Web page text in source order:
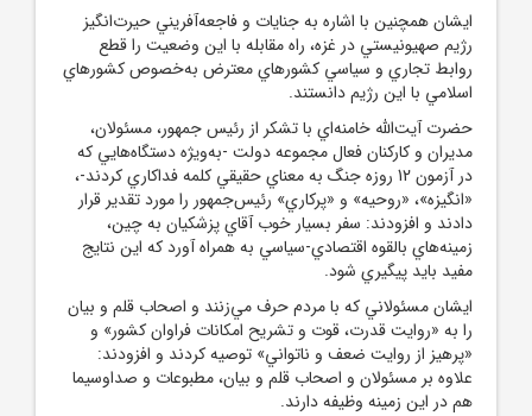
ايشان همچنين با اشاره به جنايات و فاجعه‌آفريني حيرت‌انگيز
رژيم صهيونيستي در غزه، راه مقابله با اين وضعيت را قطع
روابط تجاري و سياسي کشورهاي معترض به‌خصوص کشورهاي
اسلامي با اين رژيم دانستند.
حضرت آيت‌الله خامنه‌اي با تشکر از رئيس جمهور، مسئولان،
مديران و کارکنان فعال مجموعه دولت -به‌ويژه دستگاه‌هايي که
در آزمون 12 روزه جنگ به معناي حقيقي کلمه فداکاري کردند-،
«انگيزه»، «روحيه» و «پرکاري» رئيس‌جمهور را مورد تقدير قرار
دادند و افزودند: سفر بسيار خوب آقاي پزشکيان به چين،
زمينه‌هاي بالقوه اقتصادي-سياسي به همراه آورد که اين نتايج
مفيد بايد پيگيري شود.
ايشان مسئولاني که با مردم حرف مي‌زنند و اصحاب قلم و بيان
را به «روايت قدرت، قوت و تشريح امکانات فراوان کشور» و
«پرهيز از روايت ضعف و ناتواني» توصيه کردند و افزودند:
علاوه بر مسئولان و اصحاب قلم و بيان، مطبوعات و صداوسيما
هم در اين زمينه وظيفه دارند.